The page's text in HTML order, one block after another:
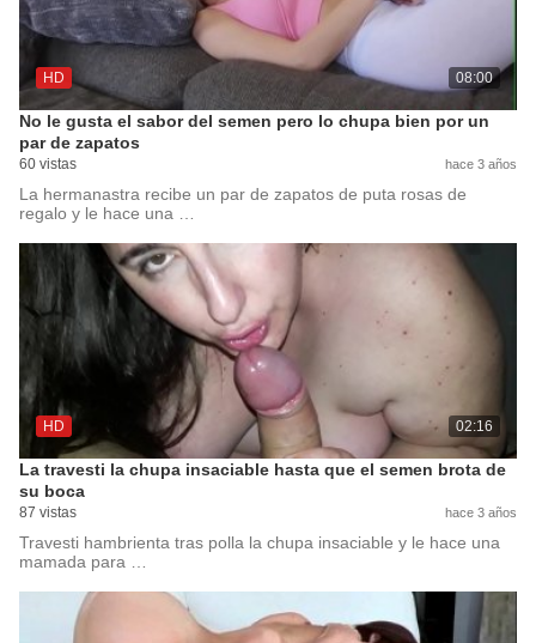
HD 08:00
No le gusta el sabor del semen pero lo chupa bien por un
par de zapatos
60 vistas hace 3 años
La hermanastra recibe un par de zapatos de puta rosas de
regalo y le hace una …
HD 02:16
La travesti la chupa insaciable hasta que el semen brota de
su boca
87 vistas hace 3 años
Travesti hambrienta tras polla la chupa insaciable y le hace una
mamada para …